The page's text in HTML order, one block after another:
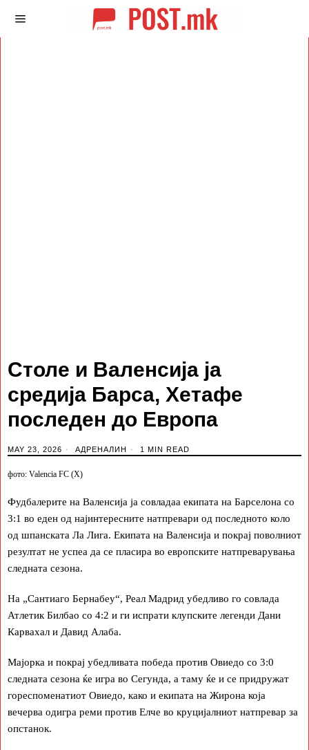
Столе и Валенсија ја
средија Барса, Хетафе
последен до Европа
MAY 23, 2026 АДРЕНАЛИН 1 MIN READ
фото: Valencia FC (X)
Фудбалерите на Валенсија ја совладаа екипата на Барселона со
3:1 во еден од најинтересните натпревари од последното коло
од шпанската Ла Лига. Екипата на Валенсија и покрај поволниот
резултат не успеа да се пласира во европските натпреварувања
следната сезона.
На „Сантиаго Бернабеу“, Реал Мадрид убедливо го совлада
Атлетик Билбао со 4:2 и ги испрати клупските легенди Дани
Карвахал и Давид Алаба.
Мајорка и покрај убедливата победа против Овиедо со 3:0
следната сезона ќе игра во Сегунда, а таму ќе и се придружат
гореспоменатиот Овиедо, како и екипата на Жирона која
вечерва одигра реми против Елче во круцијалниот натпревар за
опстанок.